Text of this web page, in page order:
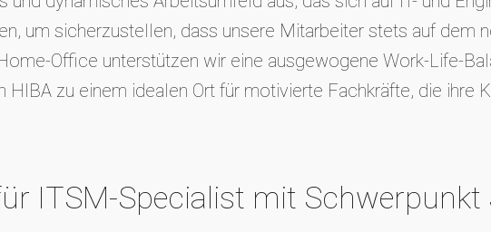
um sicherzustellen, dass unsere Mitarbeiter stets auf dem
Office unterstützen wir eine ausgewogene Work-Life-
zu einem idealen Ort für motivierte Fachkräfte, die ihre
ITSM-Specialist mit